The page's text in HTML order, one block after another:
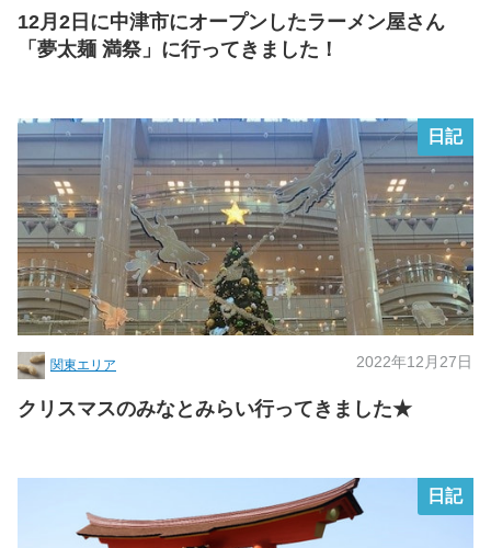
12月2日に中津市にオープンしたラーメン屋さん
「夢太麺 満祭」に行ってきました！
日記
関東エリア 2022年12月27日
クリスマスのみなとみらい行ってきました★
日記